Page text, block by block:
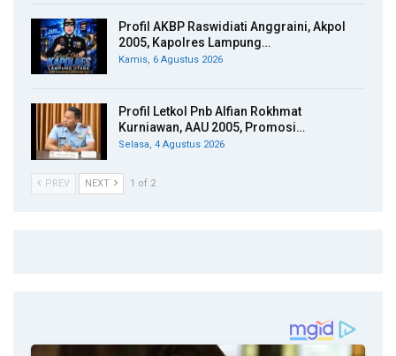
Profil AKBP Raswidiati Anggraini, Akpol
2005, Kapolres Lampung…
Kamis, 6 Agustus 2026
Profil Letkol Pnb Alfian Rokhmat
Kurniawan, AAU 2005, Promosi…
Selasa, 4 Agustus 2026
PREV NEXT 1 of 2